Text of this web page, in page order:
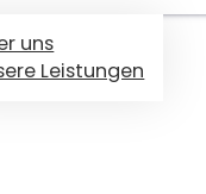
uns
Leistungen